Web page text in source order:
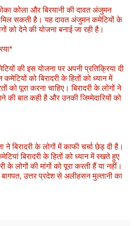
कोला और बिरयानी की दावत अंजुमन
सकती है। यह दावत अंजुमन कमेटियों के
को देने की योजना बनाई जा रही है।
की इस योजना पर अपनी प्रतिक्रिया दी
को बिरादरी के हितों को ध्यान में
को पूरा करना चाहिए। बिरादरी के लोगों ने
की बात कही है और उनकी जिम्मेदारियों को
बिरादरी के लोगों में काफी चर्चा छेड़ दी है।
बिरादरी के हितों को ध्यान में रखते हुए
के लोगों की मांगों को पूरा करती हैं या नहीं।
उत्तर प्रदेश से अलीहसन मुल्तानी का